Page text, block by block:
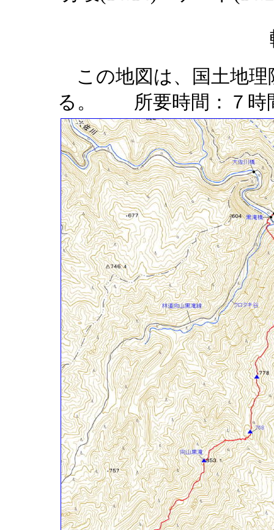
この地図は、国土地理
る。 所要時間：７時